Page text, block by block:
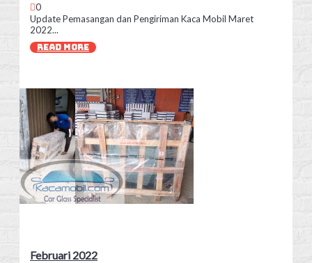
0
Update Pemasangan dan Pengiriman Kaca Mobil Maret
2022...
READ MORE
Februari 2022